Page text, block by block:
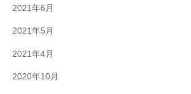
2021年6月
2021年5月
2021年4月
2020年10月